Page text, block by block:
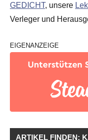
GEDICHT, unsere
Verleger und
EIGENANZEIGE
ARTIKEL FINDEN: